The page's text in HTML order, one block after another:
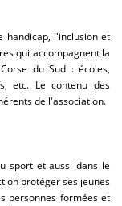
handicap, l'inclusion et
qui accompagnent la
du Sud : écoles,
etc. Le contenu des
de l'association.
sport et aussi dans le
protéger ses jeunes
personnes formées et